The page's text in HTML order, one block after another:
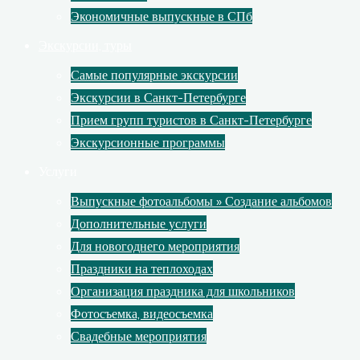
Экономичные выпускные в СПб
Самые популярные экскурсии
Экскурсии в Санкт-Петербурге
Прием групп туристов в Санкт-Петербурге
Экскурсионные программы
Выпускные фотоальбомы » Создание альбомов
Дополнительные услуги
Для новогоднего мероприятия
Праздники на теплоходах
Организация праздника для школьников
Фотосъемка, видеосъемка
Свадебные мероприятия